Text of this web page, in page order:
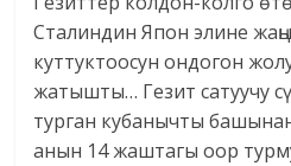
Сталиндин Япон элине
куттуктоосун ондогон
жатышты… Гезит сатуучу
турган кубанычты
анын 14 жаштагы оор